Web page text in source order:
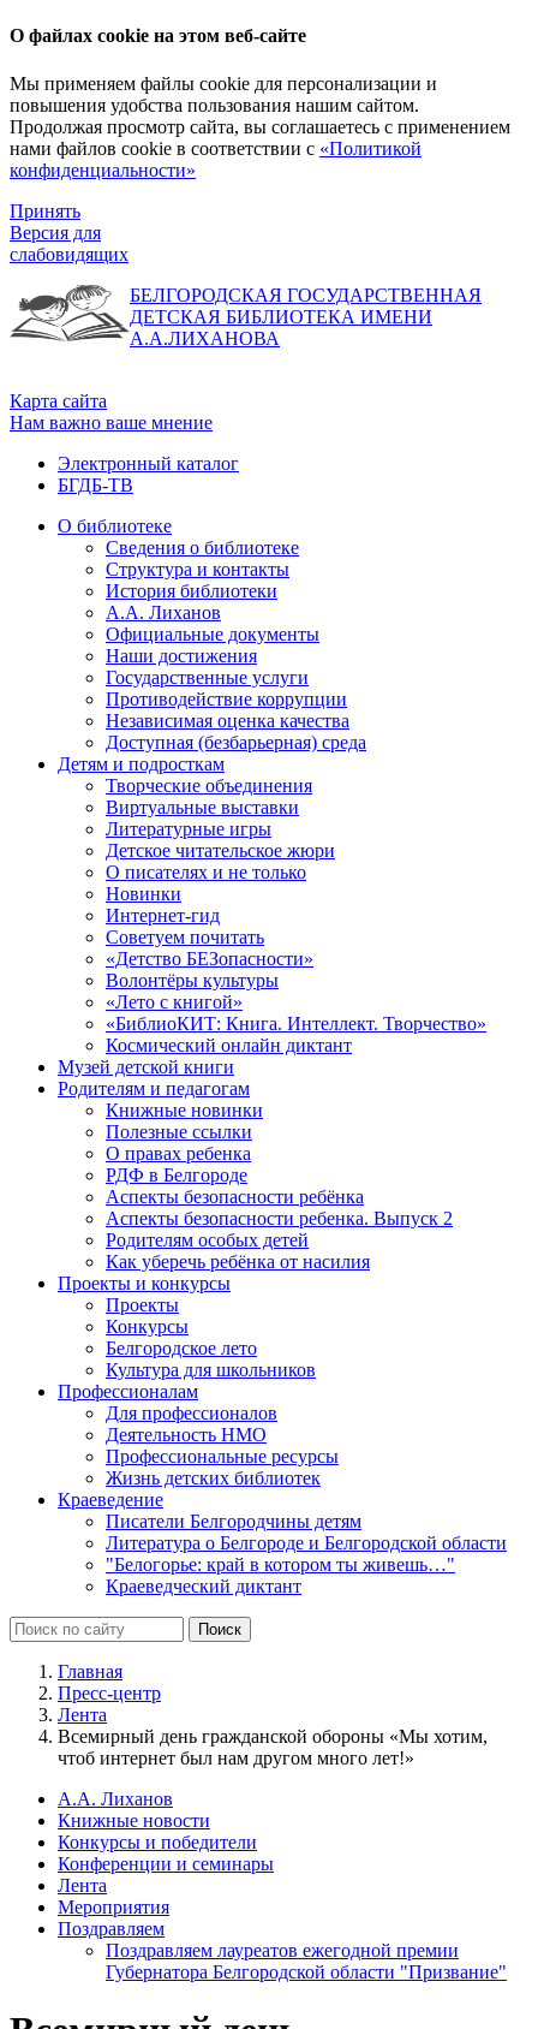
О файлах cookie на этом веб-сайте
Мы применяем файлы cookie для персонализации и
повышения удобства пользования нашим сайтом.
Продолжая просмотр сайта, вы соглашаетесь с применением
нами файлов cookie в соответствии с «Политикой
конфиденциальности»
Принять
Версия для
слабовидящих
БЕЛГОРОДСКАЯ ГОСУДАРСТВЕННАЯ
ДЕТСКАЯ БИБЛИОТЕКА ИМЕНИ
А.А.ЛИХАНОВА
Карта сайта
Нам важно ваше мнение
Электронный каталог
БГДБ-ТВ
О библиотеке
Сведения о библиотеке
Структура и контакты
История библиотеки
А.А. Лиханов
Официальные документы
Наши достижения
Государственные услуги
Противодействие коррупции
Независимая оценка качества
Доступная (безбарьерная) среда
Детям и подросткам
Творческие объединения
Виртуальные выставки
Литературные игры
Детское читательское жюри
О писателях и не только
Новинки
Интернет-гид
Советуем почитать
«Детство БЕЗопасности»
Волонтёры культуры
«Лето с книгой»
«БиблиоКИТ: Книга. Интеллект. Творчество»
Космический онлайн диктант
Музей детской книги
Родителям и педагогам
Книжные новинки
Полезные ссылки
О правах ребенка
РДФ в Белгороде
Аспекты безопасности ребёнка
Аспекты безопасности ребенка. Выпуск 2
Родителям особых детей
Как уберечь ребёнка от насилия
Проекты и конкурсы
Проекты
Конкурсы
Белгородское лето
Культура для школьников
Профессионалам
Для профессионалов
Деятельность НМО
Профессиональные ресурсы
Жизнь детских библиотек
Краеведение
Писатели Белгородчины детям
Литература о Белгороде и Белгородской области
"Белогорье: край в котором ты живешь…"
Краеведческий диктант
Главная
Пресс-центр
Лента
Всемирный день гражданской обороны «Мы хотим,
чтоб интернет был нам другом много лет!»
А.А. Лиханов
Книжные новости
Конкурсы и победители
Конференции и семинары
Лента
Мероприятия
Поздравляем
Поздравляем лауреатов ежегодной премии
Губернатора Белгородской области "Призвание"